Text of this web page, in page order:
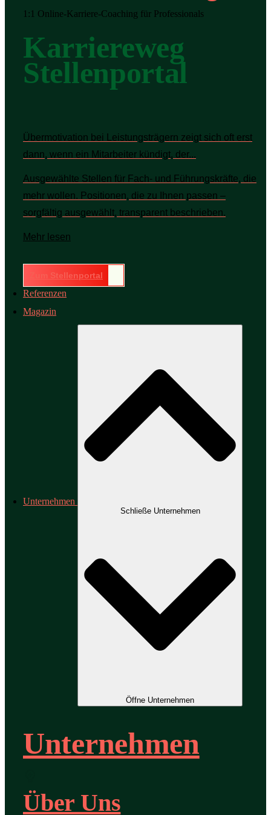
1:1 Online-Karriere-Coaching für Professionals
Karriereweg
Stellenportal
Übermotivation bei Leistungsträgern zeigt sich oft erst
dann, wenn ein Mitarbeiter kündigt, der...
Ausgewählte Stellen für Fach- und Führungskräfte, die
mehr wollen. Positionen, die zu Ihnen passen –
sorgfältig ausgewählt, transparent beschrieben.
Mehr lesen
Zum Stellenportal
Referenzen
Magazin
Unternehmen
Schließe Unternehmen
Öffne Unternehmen
Unternehmen
Über Uns